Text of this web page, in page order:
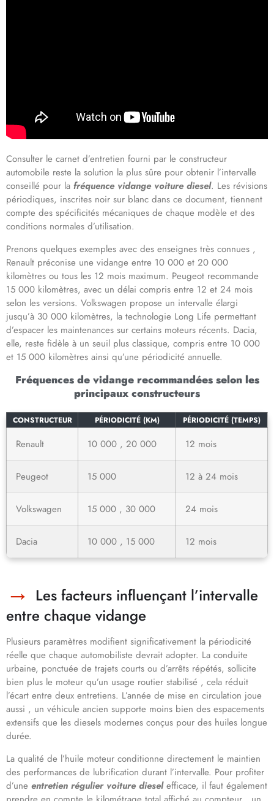
Consulter le carnet d’entretien fourni par le constructeur
automobile reste la solution la plus sûre pour obtenir l’intervalle
conseillé pour la fréquence vidange voiture diesel. Les révisions
périodiques, inscrites noir sur blanc dans ce document, tiennent
compte des spécificités mécaniques de chaque modèle et des
conditions normales d’utilisation.
Prenons quelques exemples avec des enseignes très connues ,
Renault préconise une vidange entre 10 000 et 20 000
kilomètres ou tous les 12 mois maximum. Peugeot recommande
15 000 kilomètres, avec un délai compris entre 12 et 24 mois
selon les versions. Volkswagen propose un intervalle élargi
jusqu’à 30 000 kilomètres, la technologie Long Life permettant
d’espacer les maintenances sur certains moteurs récents. Dacia,
elle, reste fidèle à un seuil plus classique, compris entre 10 000
et 15 000 kilomètres ainsi qu’une périodicité annuelle.
Fréquences de vidange recommandées selon les
principaux constructeurs
CONSTRUCTEUR PÉRIODICITÉ (KM) PÉRIODICITÉ (TEMPS)
Renault 10 000 , 20 000 12 mois
Peugeot 15 000 12 à 24 mois
Volkswagen 15 000 , 30 000 24 mois
Dacia 10 000 , 15 000 12 mois
Les facteurs influençant l’intervalle
entre chaque vidange
Plusieurs paramètres modifient significativement la périodicité
réelle que chaque automobiliste devrait adopter. La conduite
urbaine, ponctuée de trajets courts ou d’arrêts répétés, sollicite
bien plus le moteur qu’un usage routier stabilisé , cela réduit
l’écart entre deux entretiens. L’année de mise en circulation joue
aussi , un véhicule ancien supporte moins bien des espacements
extensifs que les diesels modernes conçus pour des huiles longue
durée.
La qualité de l’huile moteur conditionne directement le maintien
des performances de lubrification durant l’intervalle. Pour profiter
d’une entretien régulier voiture dieselefficace, il faut également